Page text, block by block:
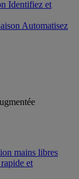
Identifiez et
Automatisez
mains libres
et